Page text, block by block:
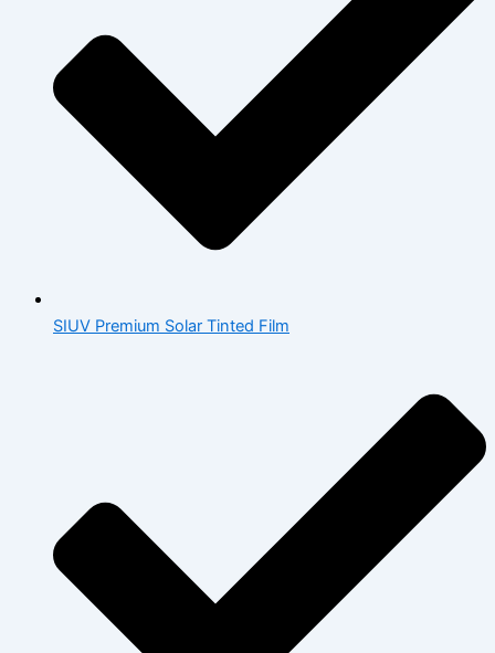
SIUV Premium Solar Tinted Film